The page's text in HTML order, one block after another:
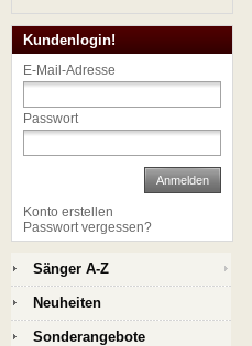
Kundenlogin!
E-Mail-Adresse
Passwort
Anmelden
Konto erstellen
Passwort vergessen?
Sänger A-Z
Neuheiten
Sonderangebote